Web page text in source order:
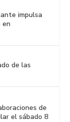
impulsa
en
de las
de
el sábado 8